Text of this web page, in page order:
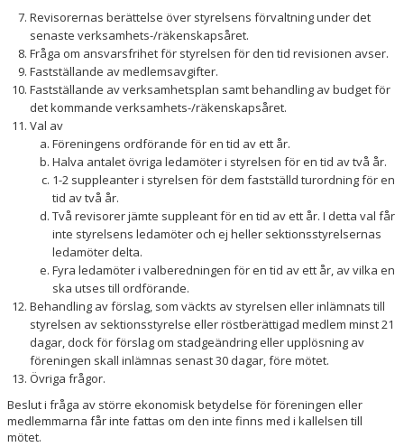
Revisorernas berättelse över styrelsens förvaltning under det
senaste verksamhets-/räkenskapsåret.
Fråga om ansvarsfrihet för styrelsen för den tid revisionen avser.
Fastställande av medlemsavgifter.
Fastställande av verksamhetsplan samt behandling av budget för
det kommande verksamhets-/räkenskapsåret.
Val av
Föreningens ordförande för en tid av ett år.
Halva antalet övriga ledamöter i styrelsen för en tid av två år.
1-2 suppleanter i styrelsen för dem fastställd turordning för en
tid av två år.
Två revisorer jämte suppleant för en tid av ett år. I detta val får
inte styrelsens ledamöter och ej heller sektionsstyrelsernas
ledamöter delta.
Fyra ledamöter i valberedningen för en tid av ett år, av vilka en
ska utses till ordförande.
Behandling av förslag, som väckts av styrelsen eller inlämnats till
styrelsen av sektionsstyrelse eller röstberättigad medlem minst 21
dagar, dock för förslag om stadgeändring eller upplösning av
föreningen skall inlämnas senast 30 dagar, före mötet.
Övriga frågor.
Beslut i fråga av större ekonomisk betydelse för föreningen eller
medlemmarna får inte fattas om den inte finns med i kallelsen till
mötet.